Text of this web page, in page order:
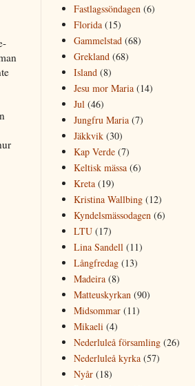
Fastlagssöndagen (6)
Florida (15)
Gammelstad (68)
Grekland (68)
Island (8)
Jesu mor Maria (14)
Jul (46)
Jungfru Maria (7)
Jäkkvik (30)
Kap Verde (7)
Keltisk mässa (6)
Kreta (19)
Kristina Wallbing (12)
Kyndelsmässodagen (6)
LTU (17)
Lina Sandell (11)
Långfredag (13)
Madeira (8)
Matteuskyrkan (90)
Midsommar (11)
Mikaeli (4)
Nederluleå församling (26)
Nederluleå kyrka (57)
Nyår (18)